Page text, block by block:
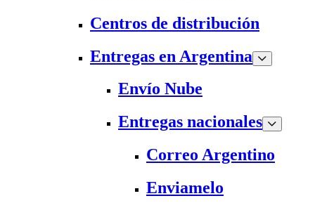
Centros de distribución
Entregas en Argentina
Envío Nube
Entregas nacionales
Correo Argentino
Enviamelo